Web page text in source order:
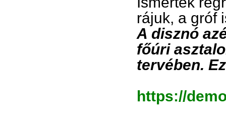
rájuk, a gróf
A disznó
főúri
tervében.
https://